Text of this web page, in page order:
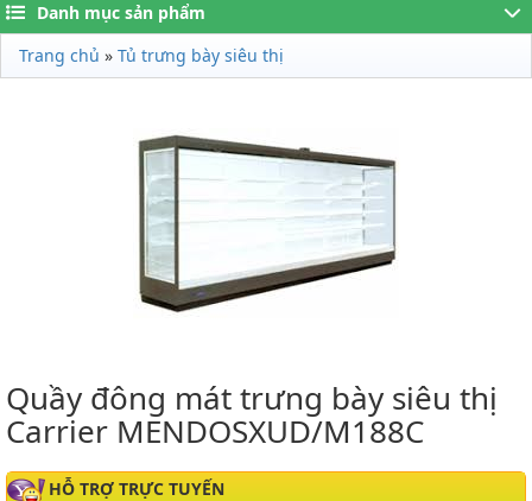
Danh mục sản phẩm
Trang chủ » Tủ trưng bày siêu thị
Quầy đông mát trưng bày siêu thị
Carrier MENDOSXUD/M188C
HỖ TRỢ TRỰC TUYẾN